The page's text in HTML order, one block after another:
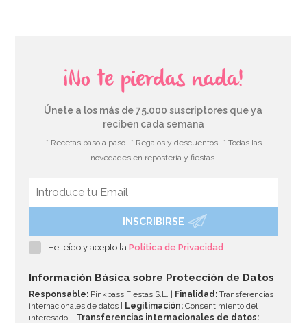
Cupcake Combo Bosque encantado
¡No te pierdas nada!
Únete a los más de 75.000 suscriptores que ya
reciben cada semana
* Recetas paso a paso * Regalos y descuentos
* Todas las
novedades en repostería y fiestas
INSCRIBIRSE
He leído y acepto laPolítica de Privacidad
Información Básica sobre Protección de Datos
Responsable: Pinkbass Fiestas S.L. | Finalidad: Transferencias
internacionales de datos |
Legitimación: Consentimiento del
interesado. | Transferencias internacionales de datos: